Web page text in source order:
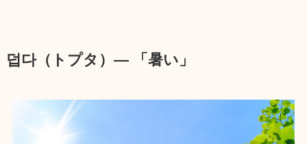
덥다（トプタ）― 「暑い」